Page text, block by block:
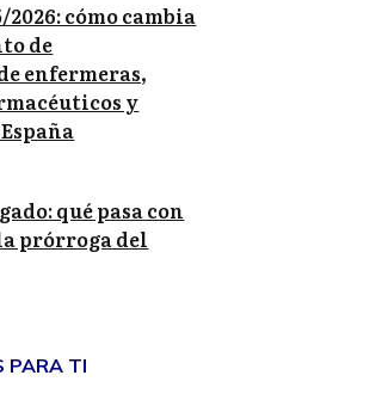
2026: cómo cambia
de
enfermeras,
y
qué pasa con
prórroga del
PARA TI